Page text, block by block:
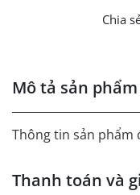
Chia
Mô tả sản phẩm
Thông tin sản phẩm
Thanh toán và